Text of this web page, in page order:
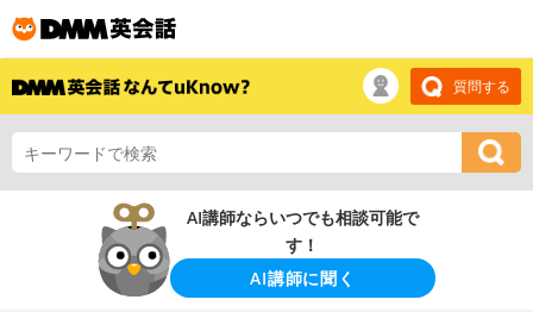
質問する
AI講師ならいつでも相談可能で
す！
AI講師に聞く